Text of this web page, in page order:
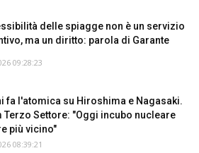
delle spiagge non è un servizio
ma un diritto: parola di Garante
09:28:23
fa l'atomica su Hiroshima e Nagasaki.
Terzo Settore: "Oggi incubo nucleare
più vicino"
08:39:21